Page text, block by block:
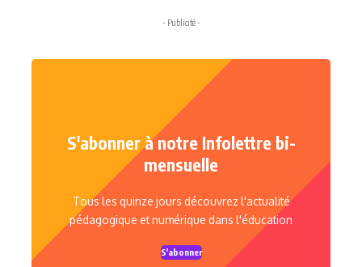
- Publicité -
S'abonner à notre Infolettre bi-
mensuelle
Tous les quinze jours découvrez l'actualité
pédagogique et numérique dans l'éducation
S'abonner